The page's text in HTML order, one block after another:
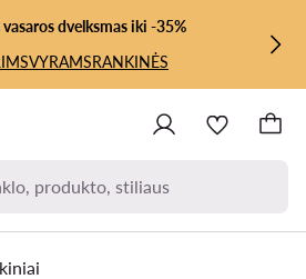
TURINIO
dvelksmas iki -35%
VYRAMSRANKINĖS
produkto, stiliaus